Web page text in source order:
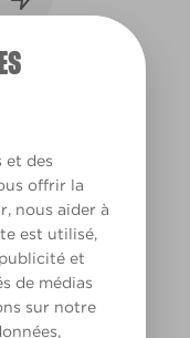
et des
offrir la
nous aider à
est utilisé,
et
de médias
sur notre
COULEUR
jouent un rôle
dans votre
le rendu de